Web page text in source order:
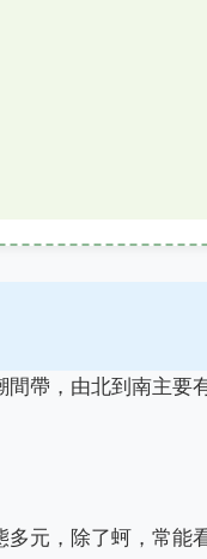
帶，由北到南主要
元，除了蚵，常能